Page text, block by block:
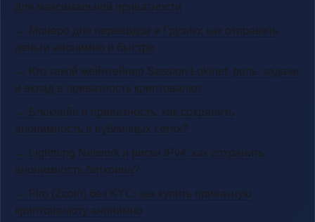
для максимальной приватности
→ Монеро для переводов в Грузию: как отправить
деньги анонимно и быстро
→ Кто такой мейнтейнер Session Lokinet: роль, задачи
и вклад в приватность криптовалют
→ Блокчейн и приватность: как сохранить
анонимность в публичных сетях?
→ Lightning Network и риски IPv4: как сохранить
анонимность биткоина?
→ Firo (Zcoin) без KYC: как купить приватную
криптовалюту анонимно